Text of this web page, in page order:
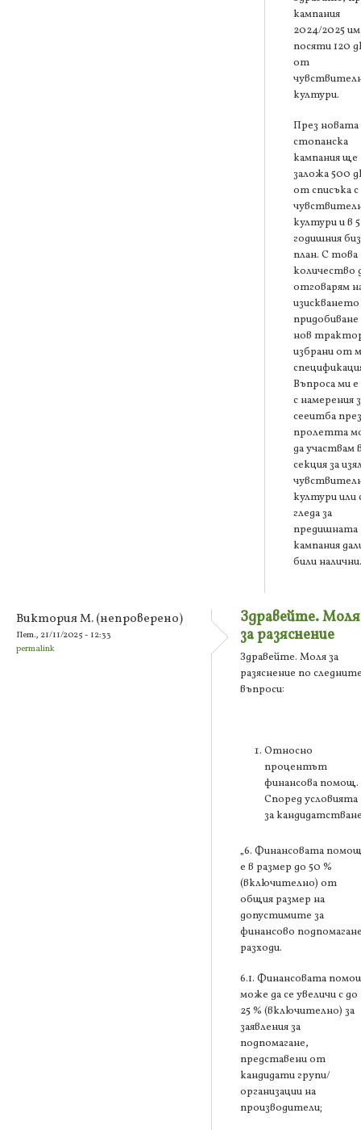
кампания
2024/2025
посяти 120
от
култури.
През новата
стопанска
кампания ще
заложа 500
от списъка с
култури и в 5
годишния
план. С това
количество
отговарям
изискването
придобиване
нов
избрани от
Въпроса ми е
с намерения
сееитба през
пролетта
да участвам
секция за
култури или
гледа за
предишната
кампания
били налични.
Виктория М. (непроверено)
Пет., 21/11/2025 - 12:33
permalink
Здравейте. Моля
за разяснение
Здравейте. Моля за
разяснение по
въпроси:
Относно
процентът
финансова помощ.
Според условията
за
„6. Финансовата
е в размер до 50 %
(включително) от
общия размер на
допустимите за
финансово
разходи.
6.1. Финансовата
може да се увеличи с до
25 % (включително) за
заявления за
подпомагане,
представени от
кандидати групи/
организации на
производители;